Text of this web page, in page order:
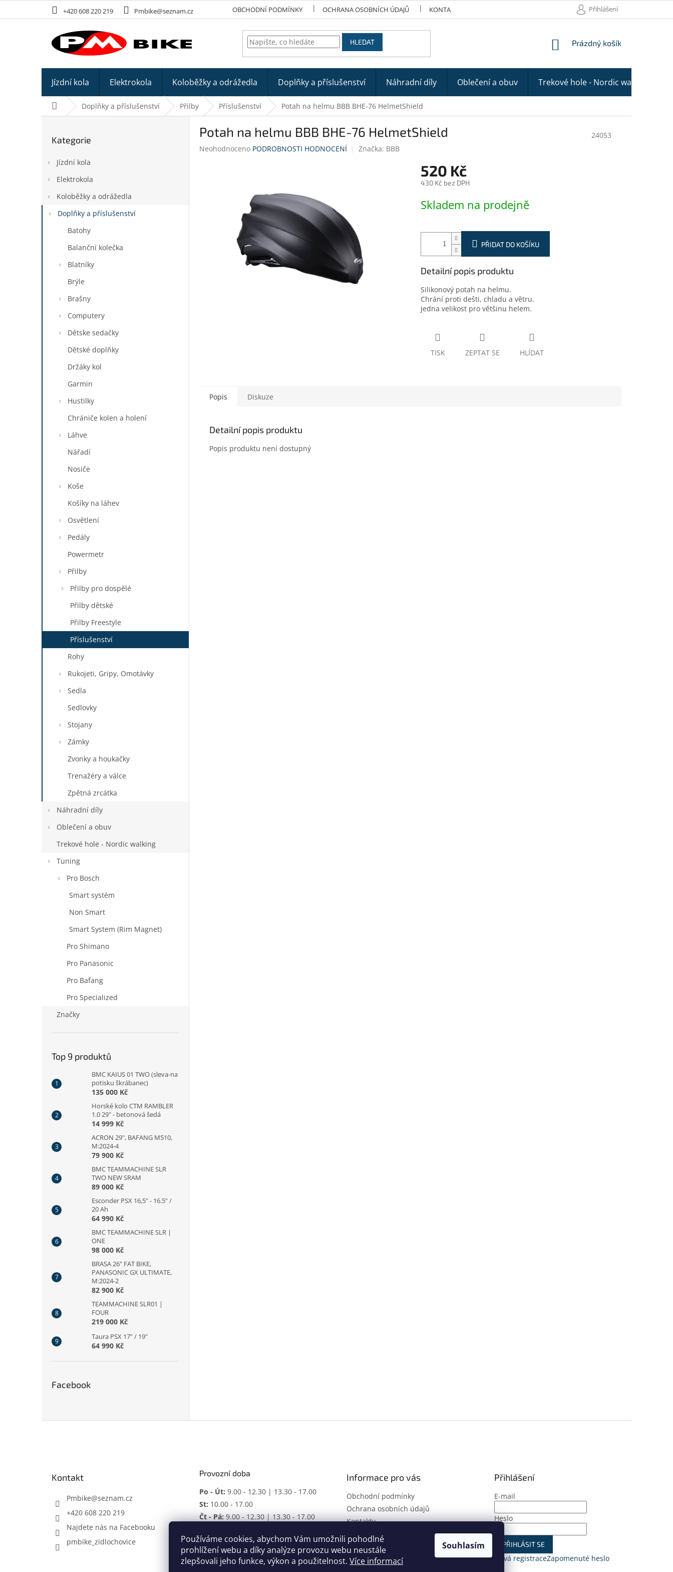
Používáme cookies, abychom Vám umožnili pohodlné
prohlížení webu a díky analýze provozu webu neustále
zlepšovali jeho funkce, výkon a použitelnost. Více informací
Souhlasím
+420 608 220 219 Pmbike@seznam.cz OBCHODNÍ PODMÍNKY OCHRANA OSOBNÍCH ÚDAJŮ KONTAKTY Přihlášení
HLEDAT
NÁKUPNÍ
Prázdný košík
Jízdní kola Elektrokola Koloběžky a odrážedla Doplňky a příslušenství Náhradní díly Oblečení a obuv Trekové hole - Nordic walking
Domů Doplňky a příslušenství Přilby Příslušenství Potah na helmu BBB BHE-76 HelmetShield
Přeskočit
Kategorie
Jízdní kola
Elektrokola
Koloběžky a odrážedla
Doplňky a příslušenství
Batohy
Balanční kolečka
Blatníky
Brýle
Brašny
Computery
Dětske sedačky
Dětské doplňky
Držáky kol
Garmin
Hustilky
Chrániče kolen a holení
Láhve
Nářadí
Nosiče
Koše
Košíky na láhev
Osvětlení
Pedály
Powermetr
Přilby
Přilby pro dospělé
Přilby dětské
Přilby Freestyle
Příslušenství
Rohy
Rukojeti, Gripy, Omotávky
Sedla
Sedlovky
Stojany
Zámky
Zvonky a houkačky
Trenažéry a válce
Zpětná zrcátka
Náhradní díly
Oblečení a obuv
Trekové hole - Nordic walking
Tuning
Pro Bosch
Smart systém
Non Smart
Smart System (Rim Magnet)
Pro Shimano
Pro Panasonic
Pro Bafang
Pro Specialized
Značky
Top 9 produktů
BMC KAIUS 01 TWO (sleva-na
potisku škrábanec)
135 000 Kč
Horské kolo CTM RAMBLER
1.0 29" - betonová šedá
14 999 Kč
ACRON 29", BAFANG M510,
M:2024-4
79 900 Kč
BMC TEAMMACHINE SLR
TWO NEW SRAM
89 000 Kč
Esconder PSX 16,5" - 16.5" /
20 Ah
64 990 Kč
BMC TEAMMACHINE SLR |
ONE
98 000 Kč
BRASA 26" FAT BIKE,
PANASONIC GX ULTIMATE,
M:2024-2
82 900 Kč
TEAMMACHINE SLR01 |
FOUR
219 000 Kč
Taura PSX 17" / 19"
64 990 Kč
Facebook
Potah na helmu BBB BHE-76 HelmetShield
24053
Průměrné
Neohodnoceno PODROBNOSTI HODNOCENÍ Značka: BBB
520 Kč
430 Kč bez DPH
cena:
Skladem na prodejně
PŘIDAT DO KOŠÍKU
Detailní popis produktu
Silikonový potah na helmu.
Chrání proti dešti, chladu a větru.
Jedna velikost pro většinu helem.
TISK ZEPTAT SE HLÍDAT
Popis Diskuze
Detailní popis produktu
Popis produktu není dostupný
Kontakt
Pmbike@seznam.cz
+420 608 220 219
Najdete nás na Facebooku
pmbike_zidlochovice
Provozní doba
Po - Út: 9.00 - 12.30 | 13.30 - 17.00
St: 10.00 - 17.00
Čt - Pá:9.00 - 12.30 | 13.30 - 17.00
Mimo pracovní dobu dle domluvy.
Informace pro vás
Obchodní podmínky
Ochrana osobních údajů
Kontakty
Přihlášení
E-mail
Heslo
PŘIHLÁSIT SE
Nová registraceZapomenuté heslo